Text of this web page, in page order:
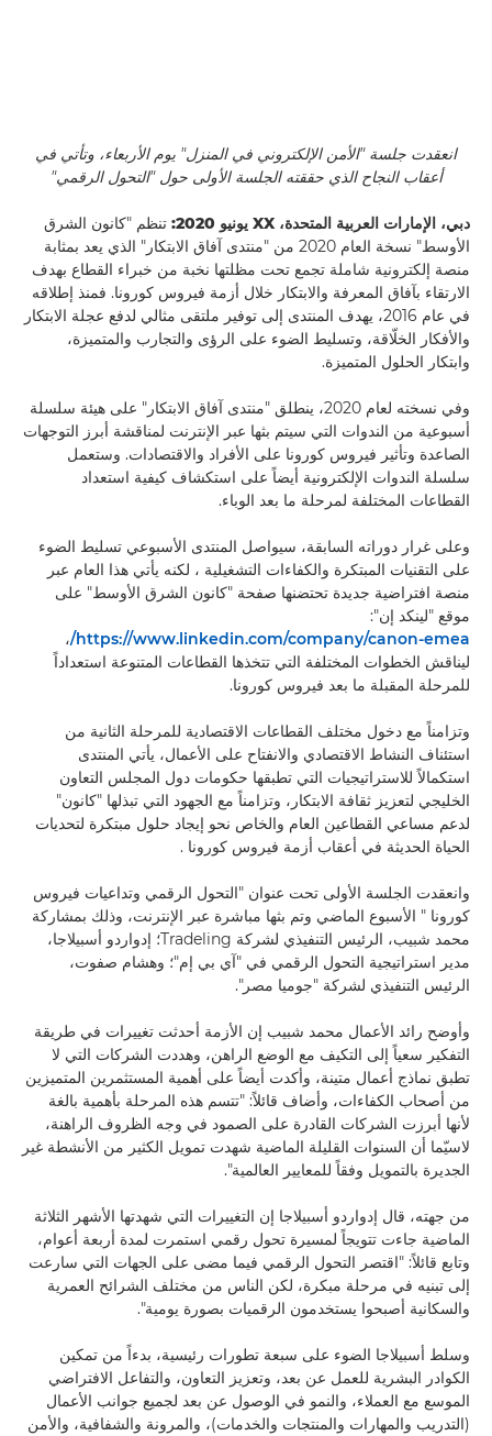
انعقدت جلسة "الأمن الإلكتروني في المنزل" يوم الأربعاء، وتأتي في
أعقاب النجاح الذي حققته الجلسة الأولى حول "التحول الرقمي"
دبي، الإمارات العربية المتحدة، XX يونيو 2020:
تنظم "كانون الشرق
الأوسط" نسخة العام 2020 من "منتدى آفاق الابتكار" الذي يعد بمثابة
منصة إلكترونية شاملة تجمع تحت مظلتها نخبة من خبراء القطاع بهدف
الارتقاء بآفاق المعرفة والابتكار خلال أزمة فيروس كورونا. فمنذ إطلاقه
في عام 2016، يهدف المنتدى إلى توفير ملتقى مثالي لدفع عجلة الابتكار
والأفكار الخلّاقة، وتسليط الضوء على الرؤى والتجارب والمتميزة،
وابتكار الحلول المتميزة.
وفي نسخته لعام 2020، ينطلق "منتدى آفاق الابتكار" على هيئة سلسلة
أسبوعية من الندوات التي سيتم بثها عبر الإنترنت لمناقشة أبرز التوجهات
الصاعدة وتأثير فيروس كورونا على الأفراد والاقتصادات. وستعمل
سلسلة الندوات الإلكترونية أيضاً على استكشاف كيفية استعداد
القطاعات المختلفة لمرحلة ما بعد الوباء.
وعلى غرار دوراته السابقة، سيواصل المنتدى الأسبوعي تسليط الضوء
على التقنيات المبتكرة والكفاءات التشغيلية ، لكنه يأتي هذا العام عبر
منصة افتراضية جديدة تحتضنها صفحة "كانون الشرق الأوسط" على
موقع "لينكد إن":
https://www.linkedin.com/company/canon-emea/ ،
ليناقش الخطوات المختلفة التي تتخذها القطاعات المتنوعة استعداداً
للمرحلة المقبلة ما بعد فيروس كورونا.
وتزامناً مع دخول مختلف القطاعات الاقتصادية للمرحلة الثانية من
استئناف النشاط الاقتصادي والانفتاح على الأعمال، يأتي المنتدى
استكمالاً للاستراتيجيات التي تطبقها حكومات دول المجلس التعاون
الخليجي لتعزيز ثقافة الابتكار، وتزامناً مع الجهود التي تبذلها "كانون"
لدعم مساعي القطاعين العام والخاص نحو إيجاد حلول مبتكرة لتحديات
الحياة الحديثة في أعقاب أزمة فيروس كورونا .
وانعقدت الجلسة الأولى تحت عنوان "التحول الرقمي وتداعيات فيروس
كورونا " الأسبوع الماضي وتم بثها مباشرة عبر الإنترنت، وذلك بمشاركة
محمد شبيب، الرئيس التنفيذي لشركة Tradeling؛ إدواردو أسبيلاجا،
مدير استراتيجية التحول الرقمي في "آي بي إم"؛ وهشام صفوت،
الرئيس التنفيذي لشركة "جوميا مصر".
وأوضح رائد الأعمال محمد شبيب إن الأزمة أحدثت تغييرات في طريقة
التفكير سعياً إلى التكيف مع الوضع الراهن، وهددت الشركات التي لا
تطبق نماذج أعمال متينة، وأكدت أيضاً على أهمية المستثمرين المتميزين
من أصحاب الكفاءات، وأضاف قائلاً: "تتسم هذه المرحلة بأهمية بالغة
لأنها أبرزت الشركات القادرة على الصمود في وجه الظروف الراهنة،
لاسيّما أن السنوات القليلة الماضية شهدت تمويل الكثير من الأنشطة غير
الجديرة بالتمويل وفقاً للمعايير العالمية".
من جهته، قال إدواردو أسبيلاجا إن التغييرات التي شهدتها الأشهر الثلاثة
الماضية جاءت تتويجاً لمسيرة تحول رقمي استمرت لمدة أربعة أعوام،
وتابع قائلاً: "اقتصر التحول الرقمي فيما مضى على الجهات التي سارعت
إلى تبنيه في مرحلة مبكرة، لكن الناس من مختلف الشرائح العمرية
والسكانية أصبحوا يستخدمون الرقميات بصورة يومية".
وسلط أسبيلاجا الضوء على سبعة تطورات رئيسية، بدءاً من تمكين
الكوادر البشرية للعمل عن بعد، وتعزيز التعاون، والتفاعل الافتراضي
الموسع مع العملاء، والنمو في الوصول عن بعد لجميع جوانب الأعمال
(التدريب والمهارات والمنتجات والخدمات)، والمرونة والشفافية، والأمن